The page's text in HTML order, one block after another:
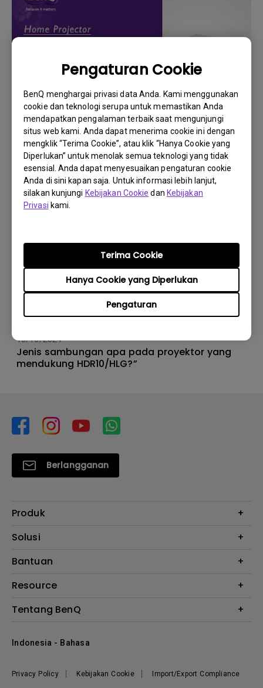
Pengaturan Cookie
BenQ menghargai privasi data Anda. Kami menggunakan
cookie dan teknologi serupa untuk memastikan Anda
mendapatkan pengalaman terbaik saat mengunjungi
situs web kami. Anda dapat menerima cookie ini dengan
mengklik “Terima Cookie”, atau klik “Hanya Cookie yang
Diperlukan” untuk menolak semua teknologi yang tidak
esensial. Anda dapat menyesuaikan pengaturan cookie
Anda di sini kapan saja. Untuk informasi lebih lanjut,
silakan kunjungi Kebijakan Cookie dan Kebijakan
Privasi kami.
Pengaturan
Hanya Cookie yang Diperlukan
Terima Cookie
2/11/2022
Bagaimana cara mengganti lampu proyektor
dan mengatur ulang timer lampunya?
10/10/2024
Jenis sambungan apa pada proyektor yang
mendukung HDR10/HLG?”
Berlangganan
Produk
Proyektor
Monitor Arm
Monitor Light Bar
Solusi
E-Sports
AQCOLOR
Monitor Eye-Care
Bantuan
Garansi
Layanan Perbaikan
Resource
Where to Buy
Knowledge Center
Tentang BenQ
Berita
Privacy Policy Kebijakan Cookie Import/Export Compliance
Indonesia - Bahasa